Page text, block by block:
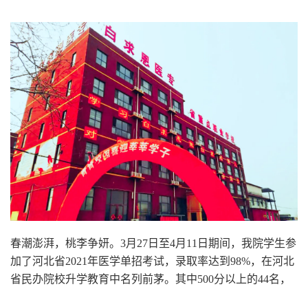
春潮澎湃，桃李争妍。3月27日至4月11日期间，我院学生参
加了河北省2021年医学单招考试，录取率达到98%，在河北
省民办院校升学教育中名列前茅。其中500分以上的44名，